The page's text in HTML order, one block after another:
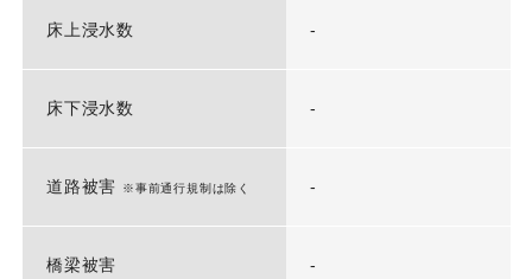
床上浸水数 -
床下浸水数 -
道路被害 ※事前通行規制は除く -
橋梁被害 -